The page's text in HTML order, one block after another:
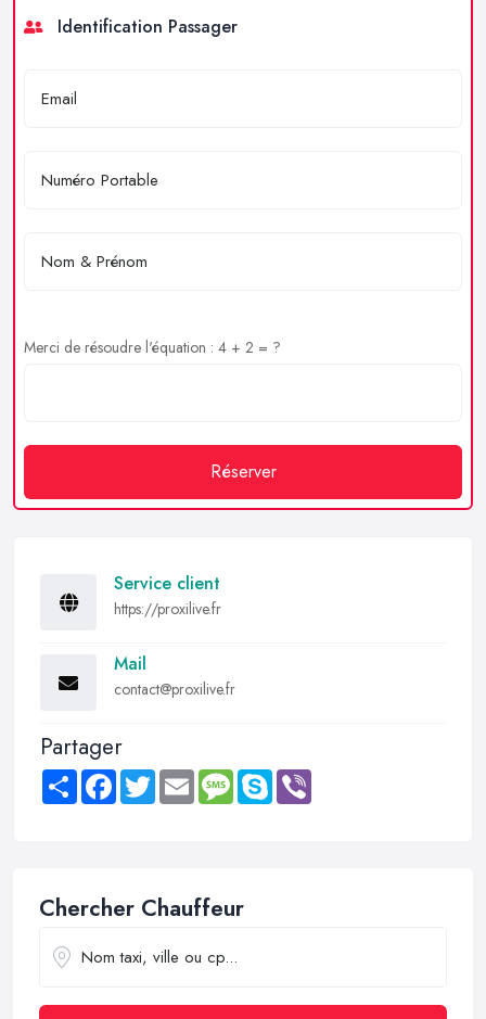
Identification Passager
Merci de résoudre l'équation : 4 + 2 = ?
Réserver
Service client
https://proxilive.fr
Mail
contact@proxilive.fr
Partager
Share FacebookTwitter Email MessageSkype
Chercher Chauffeur